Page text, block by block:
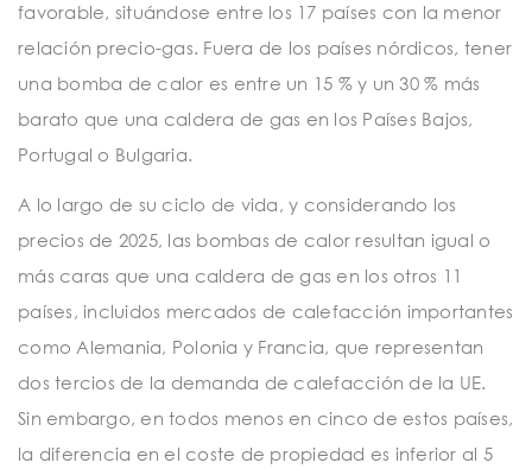
favorable, situándose entre los 17 países con la menor
relación precio-gas. Fuera de los países nórdicos, tener
una bomba de calor es entre un 15 % y un 30 % más
barato que una caldera de gas en los Países Bajos,
Portugal o Bulgaria.
A lo largo de su ciclo de vida, y considerando los
precios de 2025, las bombas de calor resultan igual o
más caras que una caldera de gas en los otros 11
países, incluidos mercados de calefacción importantes
como Alemania, Polonia y Francia, que representan
dos tercios de la demanda de calefacción de la UE.
Sin embargo, en todos menos en cinco de estos países,
la diferencia en el coste de propiedad es inferior al 5